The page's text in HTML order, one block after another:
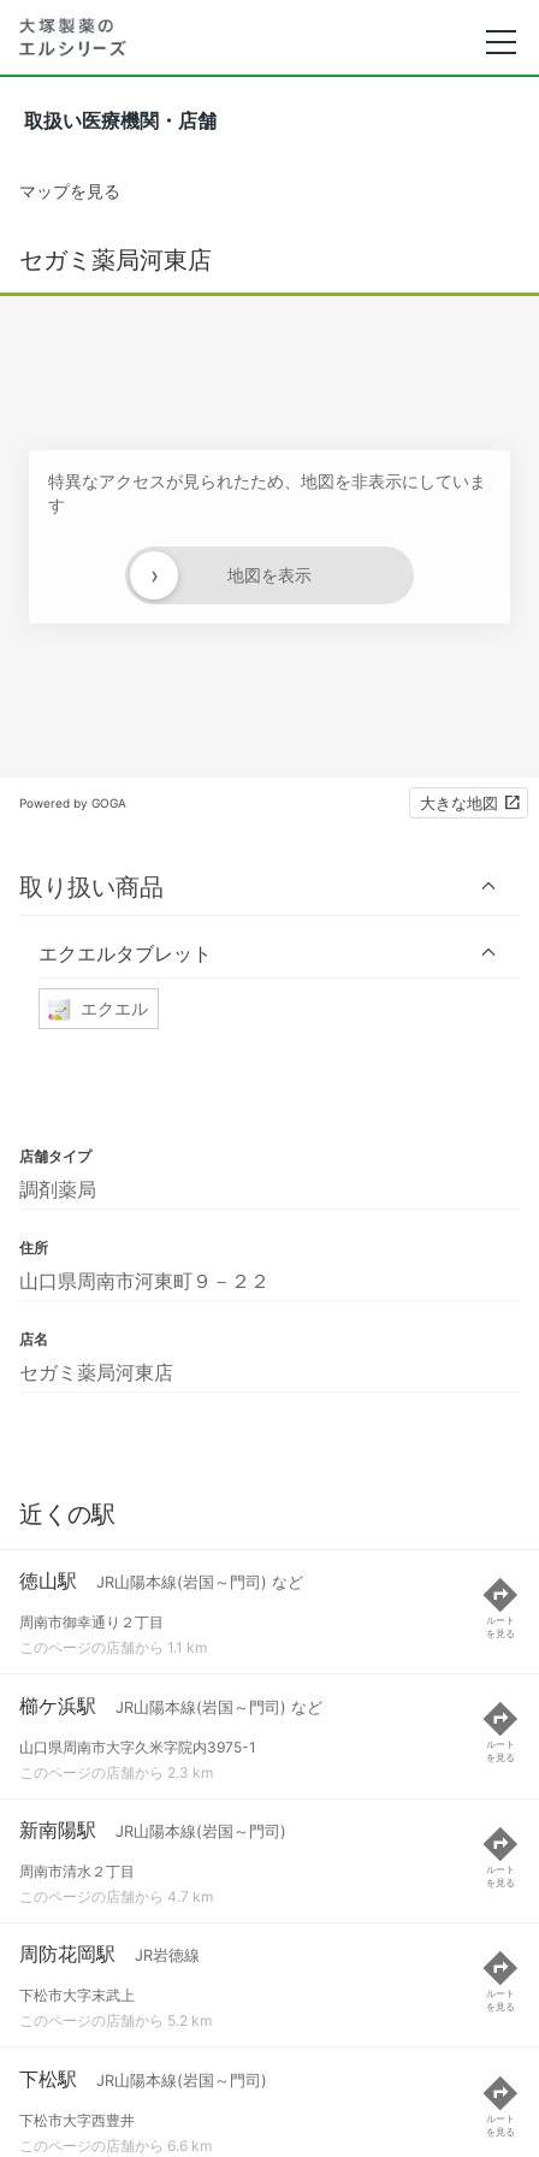
取扱い医療機関・店舗
マップを見る
セガミ薬局河東店
特異なアクセスが見られたため、地図を非表示にしていま
す
地図を表示
›
Powered by GOGA 大きな地図
取り扱い商品
エクエルタブレット
エクエル
店舗タイプ
調剤薬局
住所
山口県周南市河東町９－２２
店名
セガミ薬局河東店
近くの駅
徳山駅 JR山陽本線(岩国～門司) など
周南市御幸通り２丁目
このページの店舗から 1.1 km
ルート
を見る
櫛ケ浜駅 JR山陽本線(岩国～門司) など
山口県周南市大字久米字院内3975-1
このページの店舗から 2.3 km
ルート
を見る
新南陽駅 JR山陽本線(岩国～門司)
周南市清水２丁目
このページの店舗から 4.7 km
ルート
を見る
周防花岡駅 JR岩徳線
下松市大字末武上
このページの店舗から 5.2 km
ルート
を見る
下松駅 JR山陽本線(岩国～門司)
下松市大字西豊井
このページの店舗から 6.6 km
ルート
を見る